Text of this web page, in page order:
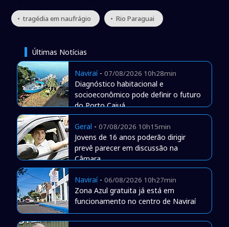
• tragédia em naufrágio • Rio Paraguai
Últimas Notícias
Naviraí- 07/08/2026 10h28min
Diagnóstico habitacional e
socioeconômico pode definir o futuro
do Porto Caiuá
Geral - 07/08/2026 10h15min
Jovens de 16 anos poderão dirigir
prevê parecer em discussão na
Câmara
Naviraí- 06/08/2026 10h27min
Zona Azul gratuita já está em
funcionamento no centro de Naviraí